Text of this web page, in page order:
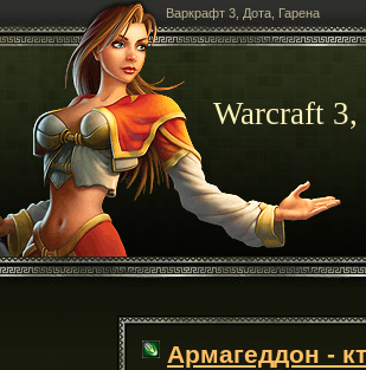
Варкрафт 3, Дота, Гарена
Warcraft 3,
Армагеддон -